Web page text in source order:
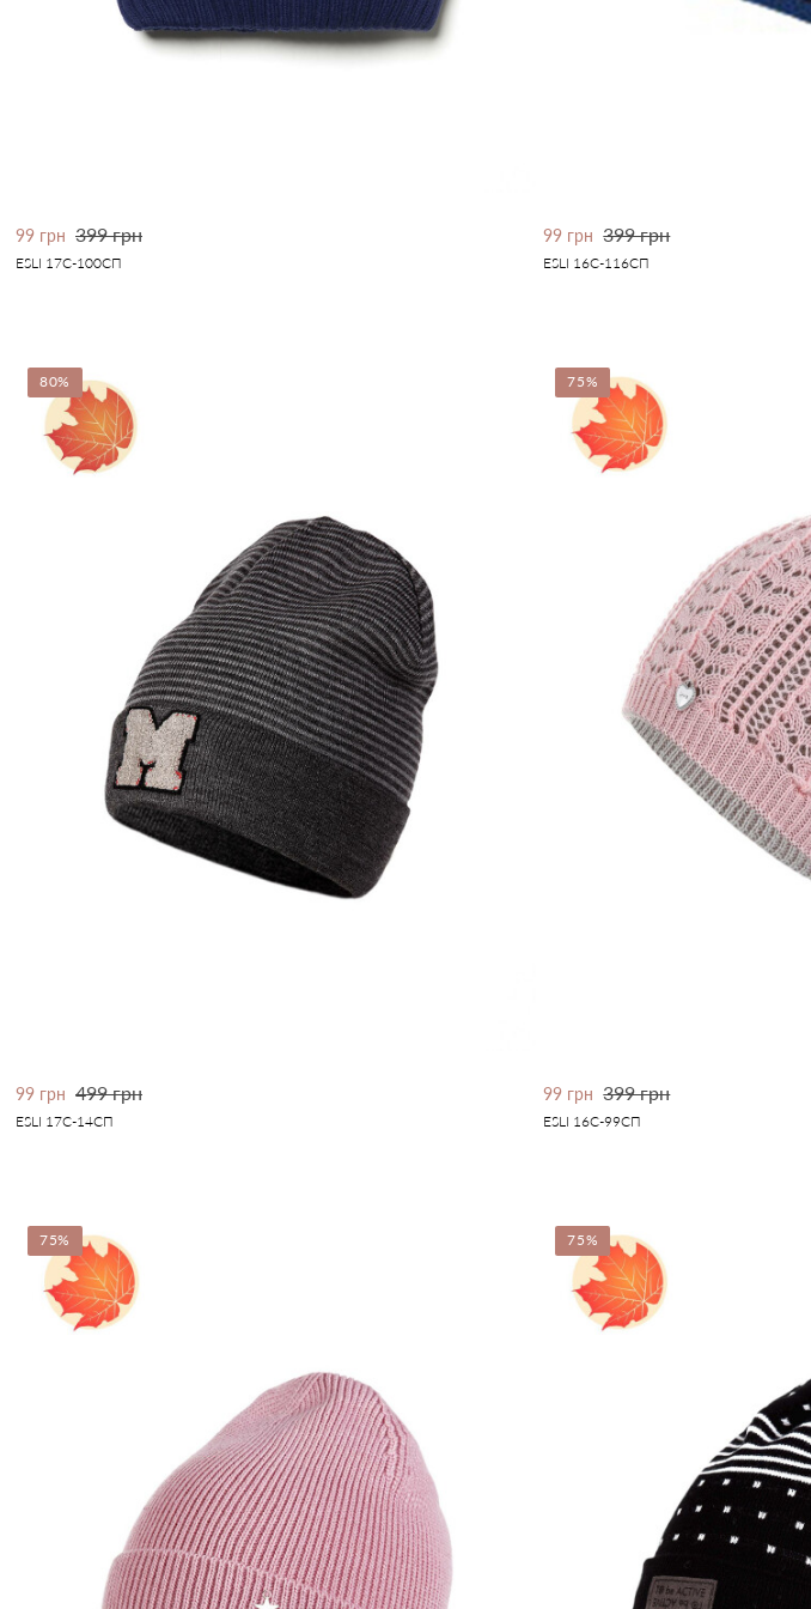
99 грн 399 грн
ESLI 17С-100СП
99 грн 399 грн
ESLI 16С-116СП
80%
99 грн 499 грн
ESLI 17С-14СП
75%
99 грн 399 грн
ESLI 16С-99СП
75% 75%